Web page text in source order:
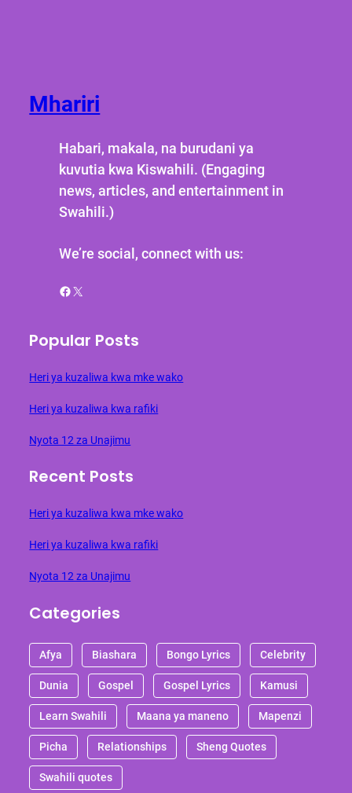
Mhariri
Habari, makala, na burudani ya
kuvutia kwa Kiswahili. (Engaging
news, articles, and entertainment in
Swahili.)
We’re social, connect with us:
Facebook X
Popular Posts
Heri ya kuzaliwa kwa mke wako
Heri ya kuzaliwa kwa rafiki
Nyota 12 za Unajimu
Recent Posts
Heri ya kuzaliwa kwa mke wako
Heri ya kuzaliwa kwa rafiki
Nyota 12 za Unajimu
Categories
Afya Biashara Bongo Lyrics Celebrity
Dunia Gospel Gospel Lyrics Kamusi
Learn Swahili Maana ya maneno Mapenzi
Picha Relationships Sheng Quotes
Swahili quotes